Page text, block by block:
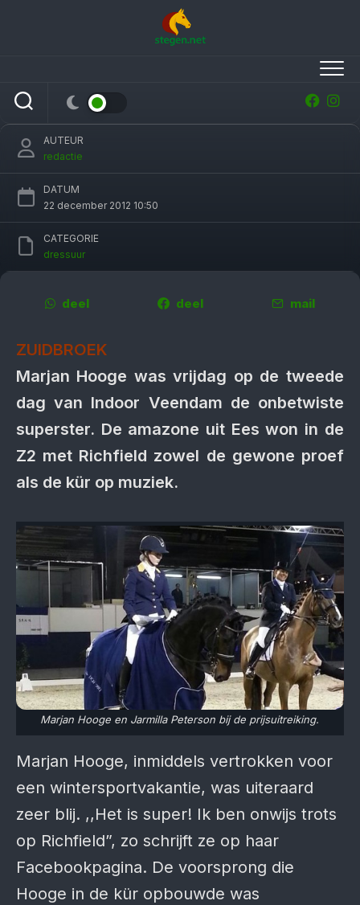
Indoor Veendam: Marjan Hooge en Richfield
niet te kloppen
AUTEUR
redactie
DATUM
22 december 2012 10:50
CATEGORIE
dressuur
deel deel mail
ZUIDBROEK
Marjan Hooge was vrijdag op de tweede
dag van Indoor Veendam de onbetwiste
superster. De amazone uit Ees won in de
Z2 met Richfield zowel de gewone proef
als de kür op muziek.
Marjan Hooge en Jarmilla Peterson bij de prijsuitreiking.
Marjan Hooge, inmiddels vertrokken voor
een wintersportvakantie, was uiteraard
zeer blij. ,,Het is super! Ik ben onwijs trots
op Richfield”, zo schrijft ze op haar
Facebookpagina. De voorsprong die
Hooge in de kür opbouwde was